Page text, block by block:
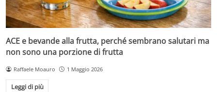
ACE e bevande alla frutta, perché sembrano salutari ma
non sono una porzione di frutta
Raffaele Moauro 1 Maggio 2026
Leggi di più